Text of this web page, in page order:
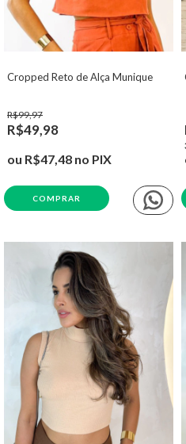
Cropped Reto de Alça Munique
R$99,97
R$49,98
ou R$47,48 no PIX
COMPRAR